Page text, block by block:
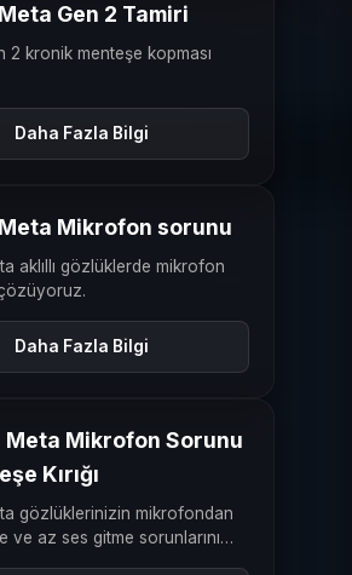
Gen 2 Tamiri
2 kronik menteşe kopması
Daha Fazla Bilgi
Mikrofon sorunu
aklıllı gözlüklerde mikrofon
Daha Fazla Bilgi
Meta Mikrofon Sorunu
Kırığı
gözlüklerinizin mikrofondan
ve az ses gitme sorunlarını